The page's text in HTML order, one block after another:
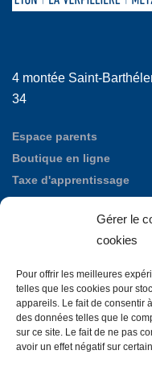
Gérer le
cookies
Pour offrir les meilleures
telles que les cookies pour
appareils. Le fait de consentir
des données telles que le
sur ce site. Le fait de ne pas
avoir un effet négatif sur
4 montée Saint-
34
Espace parents
Boutique en ligne
Taxe d'apprentissage
Nos offres d'emploi
Fondation des Maristes
Autres établissements
La Neylière, maison